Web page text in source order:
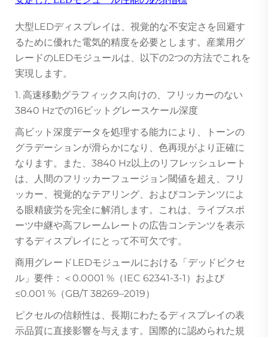
大型LEDディスプレイは、視覚的な不安定さを回避す
るために優れた電気的精度を必要とします。産業用グ
レードのLEDモジュールは、以下の2つの方法でこれを
実現します。
1. 高速移動グラフィックス向けの、フリッカーのない
3840 Hzでの16ビットグレースケール深度
高ビット深度データを処理する能力により、トーンの
グラデーションが滑らかになり、色再現がより正確に
なります。また、3840 Hz以上のリフレッシュレート
は、人間のフリッカーフュージョン閾値を超え、フリ
ッカー、視覚的なテアリング、およびコンテンツによ
る眼精疲労を完全に解消します。これは、ライブスポ
ーツ中継や高フレームレートの広告コンテンツを表示
するディスプレイにとって不可欠です。
商用グレードLEDモジュールにおける「デッドピクセ
ル」要件：＜0.0001 %（IEC 62341-3-1）および
≤0.001 %（GB/T 38269–2019）
ピクセルの信頼性は、長期にわたるディスプレイの表
示品質に直接影響を与えます。国際的に認められた規